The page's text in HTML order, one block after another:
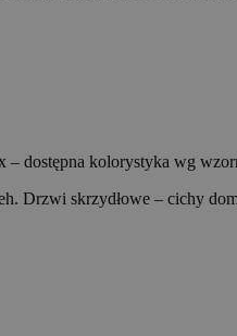
– dostępna kolorystyka wg
Drzwi skrzydłowe – cichy